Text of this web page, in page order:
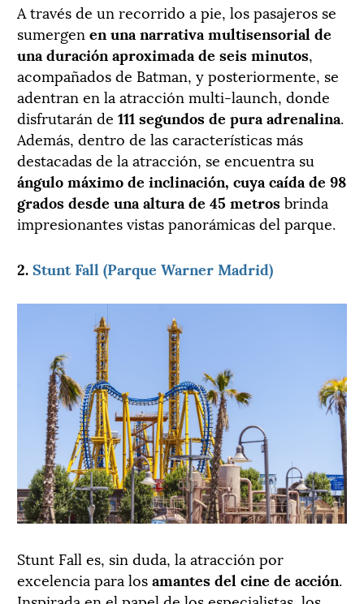
A través de un recorrido a pie, los pasajeros se
sumergen en una narrativa multisensorial de
una duración aproximada de seis minutos,
acompañados de Batman, y posteriormente, se
adentran en la atracción multi-launch, donde
disfrutarán de 111 segundos de pura adrenalina.
Además, dentro de las características más
destacadas de la atracción, se encuentra su
ángulo máximo de inclinación, cuya caída de 98
grados desde una altura de 45 metrosbrinda
impresionantes vistas panorámicas del parque.
2.Stunt Fall (Parque Warner Madrid)
Stunt Fall es, sin duda, la atracción por
excelencia para losamantes del cine de acción.